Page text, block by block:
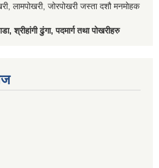
लामपोखरी, जोरपोखरी जस्ता दशौ मनमोहक
श्रीहांगी ढुंगा, पदमार्ग तथा पोखरीहरु